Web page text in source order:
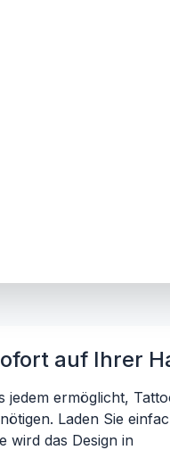
auf Ihrer
ermöglicht,
Laden Sie
wird das Design in